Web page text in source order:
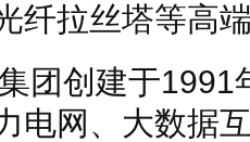
纤拉丝塔等高
团创建于1991
电网、大数据